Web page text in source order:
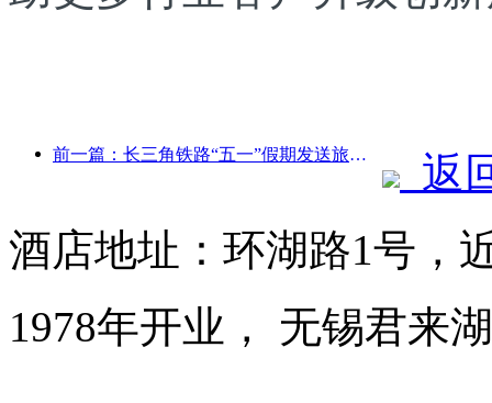
前一篇：长三角铁路“五一”假期发送旅客超2138万人次
返
酒店地址：环湖路1号，
1978年开业， 无锡君